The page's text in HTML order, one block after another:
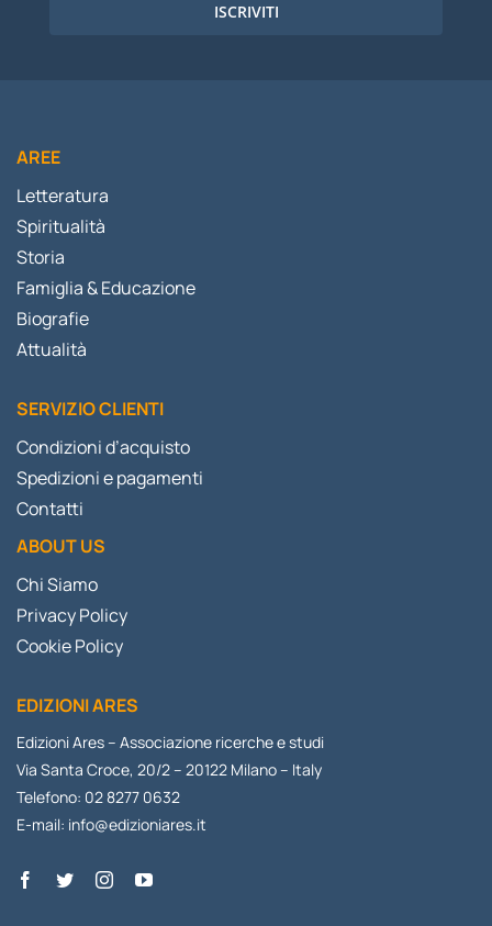
ISCRIVITI
AREE
Letteratura
Spiritualità
Storia
Famiglia & Educazione
Biografie
Attualità
SERVIZIO CLIENTI
Condizioni d’acquisto
Spedizioni e pagamenti
Contatti
ABOUT US
Chi Siamo
Privacy Policy
Cookie Policy
EDIZIONI ARES
Edizioni Ares – Associazione ricerche e studi
Via Santa Croce, 20/2 – 20122 Milano – Italy
Telefono: 02 8277 0632
E-mail: info@edizioniares.it